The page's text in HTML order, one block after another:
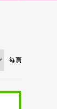
每頁